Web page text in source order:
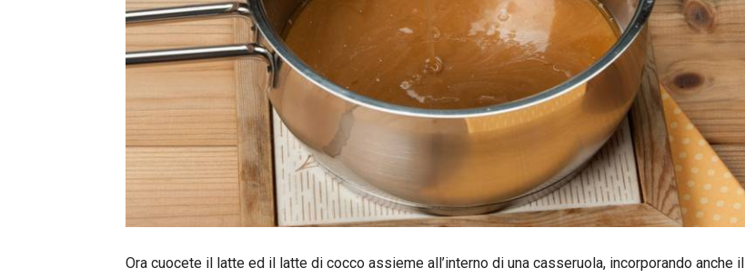
Ora cuocete il latte ed il latte di cocco assieme all’interno di una casseruola, incorporando anche il